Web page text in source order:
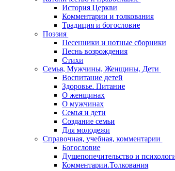
История Церкви
Комментарии и толкования
Традиция и богословие
Поэзия
Песенники и нотные сборники
Песнь возрождения
Стихи
Семья, Мужчины, Женщины, Дети
Воспитание детей
Здоровье. Питание
О женщинах
О мужчинах
Семья и дети
Создание семьи
Для молодежи
Справочная, учебная, комментарии
Богословие
Душепопечительство и
Комментарии.Толкования